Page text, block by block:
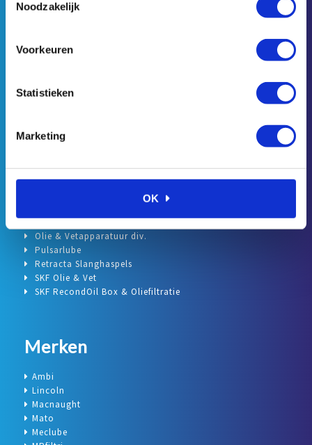
Noodzakelijk
Voorkeuren
Statistieken
Marketing
OK
8243 PN Lelystad
KvK: 39053597
Categorieën
Accessoires, leiding en koppelingen smeersystemen
Lincoln Olie & Vetapparatuur
Olie & Vetapparatuur div.
Pulsarlube
Retracta Slanghaspels
SKF Olie & Vet
SKF RecondOil Box & Oliefiltratie
Merken
Ambi
Lincoln
Macnaught
Mato
Meclube